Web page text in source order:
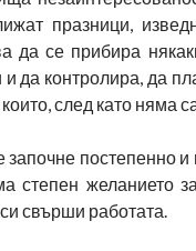
празници,
да се прибира
да контролира, да
след като няма
започне постепенно
степен желанието
свърши работата.